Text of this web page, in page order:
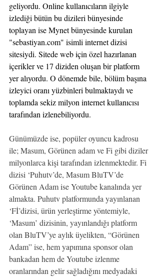
geliyordu. Online kullanıcıların ilgiyle
izlediği bütün bu dizileri bünyesinde
toplayan ise Mynet bünyesinde kurulan
"sebastiyan.com" isimli internet dizisi
sitesiydi. Sitede web için özel hazırlanan
içerikler ve 17 diziden oluşan bir platform
yer alıyordu. O dönemde bile, bölüm başına
izleyici oranı yüzbinleri bulmaktaydı ve
toplamda sekiz milyon internet kullanıcısı
tarafından izlenebiliyordu.
Günümüzde ise, popüler oyuncu kadrosu
ile; Masum, Görünen adam ve Fi gibi diziler
milyonlarca kişi tarafından izlenmektedir. Fi
dizisi ‘Puhutv’de, Masum BluTV’de
Görünen Adam ise Youtube kanalında yer
almakta. Puhutv platformunda yayınlanan
‘Fİ’dizisi, ürün yerleştirme yöntemiyle,
‘Masum’ dizisinin, yayınlandığı platform
olan BluTV’ye aylık üyelikten, “Görünen
Adam” ise, hem yapımına sponsor olan
bankadan hem de Youtube izlenme
oranlarından gelir sağladığını medyadaki